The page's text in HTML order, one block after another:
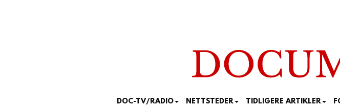
DOC-TV/RADIO NETTSTEDER TIDLIGERE ARTIKLER